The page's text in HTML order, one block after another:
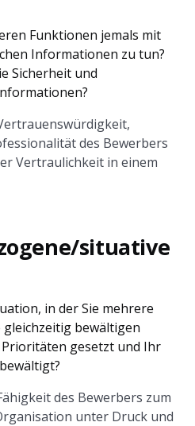
Funktionen jemals mit
Informationen zu tun?
Sicherheit und
des Bewerbers
Vertraulichkeit in einem
situative
in der Sie mehrere
bewältigen
Prioritäten gesetzt und Ihr
des Bewerbers zum
unter Druck und